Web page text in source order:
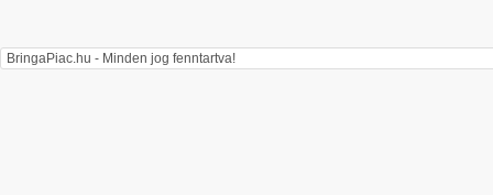
BringaPiac.hu - Minden jog fenntartva!